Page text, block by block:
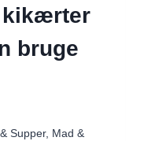
kikærter
bruge
Supper, Mad &